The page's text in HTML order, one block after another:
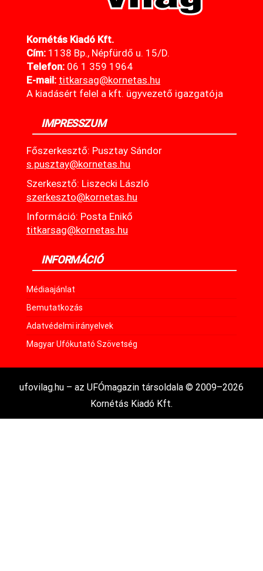
Kornétás Kiadó Kft.
Cím: 1138 Bp., Népfürdő u. 15/D.
Telefon: 06 1 359 1964
E-mail: titkarsag@kornetas.hu
A kiadásért felel a kft. ügyvezető igazgatója
IMPRESSZUM
Főszerkesztő: Pusztay Sándor
s.pusztay@kornetas.hu
Szerkesztő: Liszecki László
szerkeszto@kornetas.hu
Információ: Posta Enikő
titkarsag@kornetas.hu
INFORMÁCIÓ
Médiaajánlat
Bemutatkozás
Adatvédelmi irányelvek
Magyar Ufókutató Szövetség
ufovilag.hu – az UFÓmagazin társoldala © 2009–2026
Kornétás Kiadó Kft.